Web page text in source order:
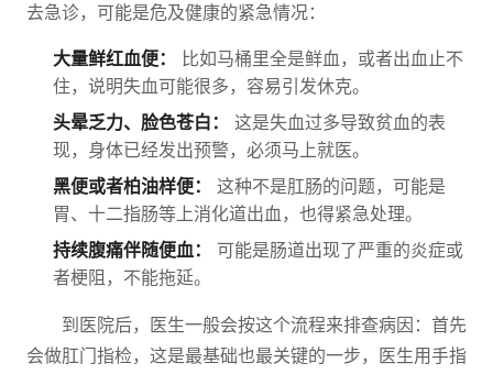
去急诊，可能是危及健康的紧急情况：
大量鲜红血便：
比如马桶里全是鲜血，或者出血止不
住，说明失血可能很多，容易引发休克。
头晕乏力、脸色苍白：
这是失血过多导致贫血的表
现，身体已经发出预警，必须马上就医。
黑便或者柏油样便：
这种不是肛肠的问题，可能是
胃、十二指肠等上消化道出血，也得紧急处理。
持续腹痛伴随便血：
可能是肠道出现了严重的炎症或
者梗阻，不能拖延。
到医院后，医生一般会按这个流程来排查病因：首先
会做肛门指检，这是最基础也最关键的一步，医生用手指